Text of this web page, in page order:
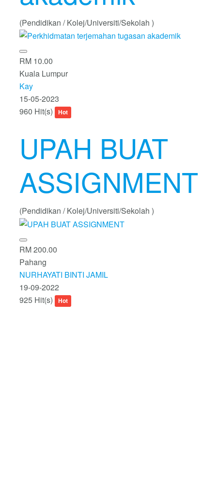
(Pendidikan / Kolej/Universiti/Sekolah )
RM 10.00
Kuala Lumpur
Kay
15-05-2023
960 Hit(s)
Hot
UPAH BUAT
ASSIGNMENT
(Pendidikan / Kolej/Universiti/Sekolah )
RM 200.00
Pahang
NURHAYATI BINTI JAMIL
19-09-2022
925 Hit(s)
Hot